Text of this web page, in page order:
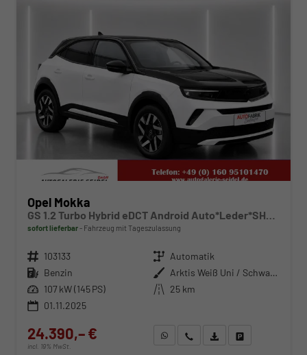
Opel Mokka
GS 1.2 Turbo Hybrid eDCT Android Auto*Leder*SHZ*Kamera*Klimaauto*LED*
sofort lieferbar Fahrzeug mit Tageszulassung
Fahrzeugnr. 103133 Getriebe Automatik
Kraftstoff Benzin Außenfarbe
Arktis Weiß Uni / Schwarzes Dach
Leistung 107 kW (145 PS) Kilometerstand 25 km
01.11.2025
24.390,– €
incl. 19% MwSt.
WhatsApp anfragen
Wir rufen Sie anFahrzeugexposé (PDF)